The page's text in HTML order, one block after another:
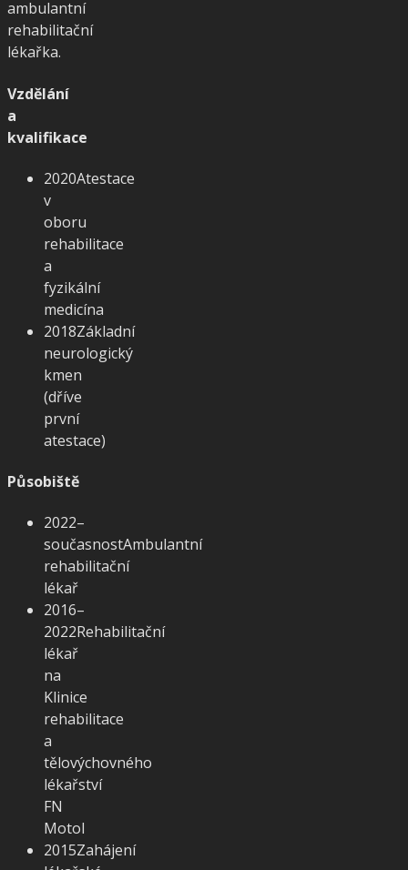
ambulantní
rehabilitační
lékařka.
Vzdělání
a
kvalifikace
2020Atestace
v
oboru
rehabilitace
a
fyzikální
medicína
2018Základní
neurologický
kmen
(dříve
první
atestace)
Působiště
2022–
současnostAmbulantní
rehabilitační
lékař
2016–
2022Rehabilitační
lékař
na
Klinice
rehabilitace
a
tělovýchovného
lékařství
FN
Motol
2015Zahájení